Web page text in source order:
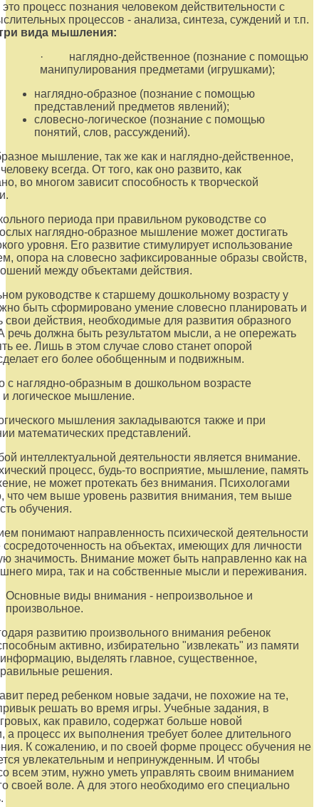
это процесс познания человеком действительности с
процессов - анализа, синтеза, суждений и т.п.
вида мышления:
· наглядно-действенное (познание с помощью
манипулирования предметами (игрушками);
наглядно-образное (познание с помощью
представлений предметов явлений);
словесно-логическое (познание с помощью
понятий, слов, рассуждений).
мышление, так же как и наглядно-действенное,
всегда. От того, как оно развито, как
во многом зависит способность к творческой
периода при правильном руководстве со
наглядно-образное мышление может достигать
уровня. Его развитие стимулирует использование
опора на словесно зафиксированные образы свойств,
между объектами действия.
руководстве к старшему дошкольному возрасту у
быть сформировано умение словесно планировать и
свои действия, необходимые для развития образного
должна быть результатом мысли, а не опережать
ее. Лишь в этом случае слово станет опорой
его более обобщенным и подвижным.
с наглядно-образным в дошкольном возрасте
и логическое мышление.
мышления закладываются также и при
математических представлений.
интеллектуальной деятельности является внимание.
процесс, будь-то восприятие, мышление, память
не может протекать без внимания. Психологами
что чем выше уровень развития внимания, тем выше
обучения.
понимают направленность психической деятельности
сосредоточенность на объектах, имеющих для личности
значимость. Внимание может быть направленно как на
мира, так и на собственные мысли и переживания.
Основные виды внимания - непроизвольное и
произвольное.
развитию произвольного внимания ребенок
активно, избирательно "извлекать" из памяти
выделять главное, существенное,
решения.
перед ребенком новые задачи, не похожие на те,
решать во время игры. Учебные задания, в
как правило, содержат больше новой
процесс их выполнения требует более длительного
К сожалению, и по своей форме процесс обучения не
увлекательным и непринужденным. И чтобы
всем этим, нужно уметь управлять своим вниманием
своей воле. А для этого необходимо его специально